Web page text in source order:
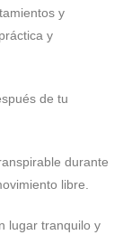
y
y
de tu
durante
libre.
lugar tranquilo y